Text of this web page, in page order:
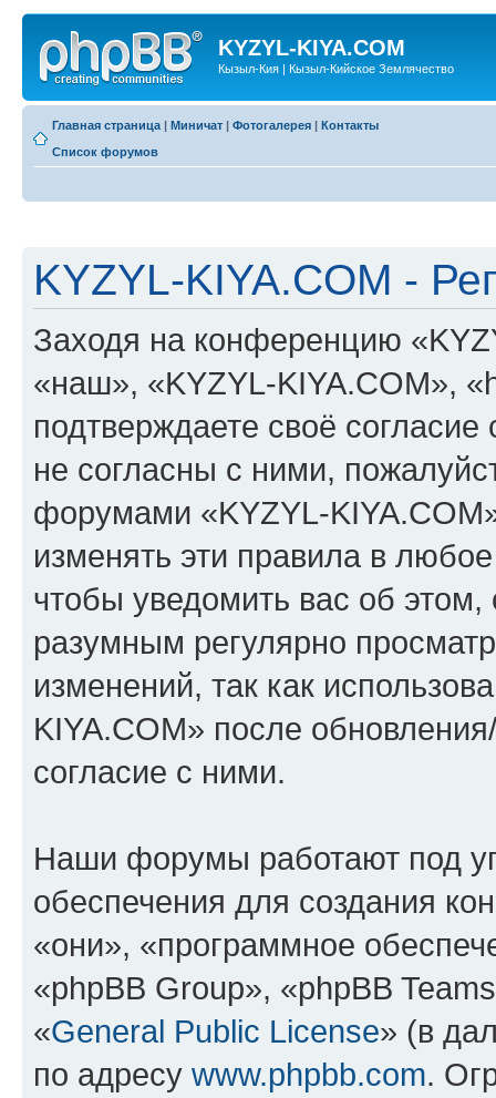
KYZYL-KIYA.COM
Кызыл-Кия | Кызыл-Кийское Землячество
Главная страница | Миничат | Фотогалерея | Контакты
Список форумов
KYZYL-KIYA.COM -
Заходя на конференцию
«наш», «KYZYL-KIYA.COM»,
подтверждаете своё
не согласны с ними,
форумами «KYZYL-
изменять эти правила в
чтобы уведомить вас об
разумным регулярно
изменений, так как
KIYA.COM» после
согласие с ними.
Наши форумы работают под
обеспечения для создания
«они», «программное
«phpBB Group», «phpBB
«General Public License» (в
по адресу www.phpbb.com.